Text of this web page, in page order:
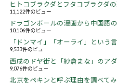
ヒトコブラクダとフタコブラクダ
11,122件のビュー
ドラゴンボールの漫画から中国語
10,106件のビュー
「ドンマイ」「オーライ」という
9,533件のビュー
西成のドヤ街と「紗倉まな」のア
9,076件のビュー
北京をペキンと呼ぶ理由を調べて